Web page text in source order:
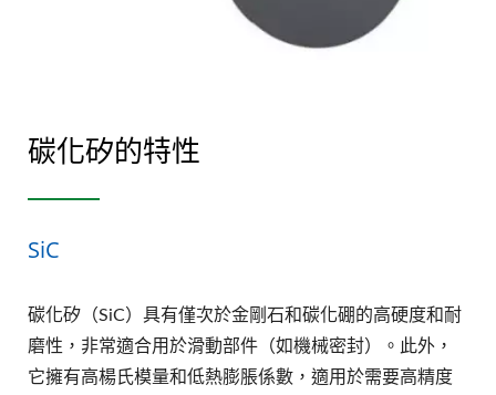
碳化矽的特性
SiC
碳化矽（SiC）具有僅次於金剛石和碳化硼的高硬度和耐
磨性，非常適合用於滑動部件（如機械密封）。此外，
它擁有高楊氏模量和低熱膨脹係數，適用於需要高精度